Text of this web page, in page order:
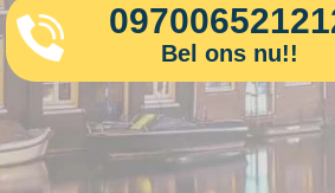
Bel ons nu!!